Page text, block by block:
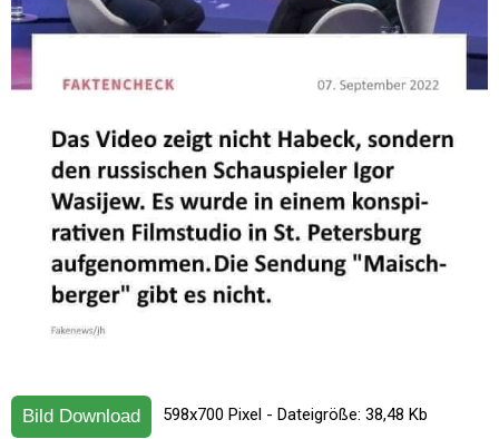
Bild Download 598x700 Pixel - Dateigröße: 38,48 Kb